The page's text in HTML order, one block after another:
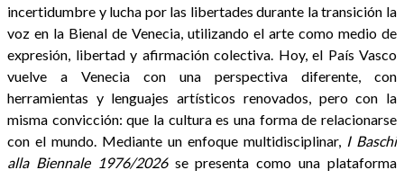
incertidumbre y lucha por las libertades durante la transición la
voz en la Bienal de Venecia, utilizando el arte como medio de
expresión, libertad y afirmación colectiva. Hoy, el País Vasco
vuelve a Venecia con una perspectiva diferente, con
herramientas y lenguajes artísticos renovados, pero con la
misma convicción: que la cultura es una forma de relacionarse
con el mundo. Mediante un enfoque multidisciplinar, I Baschi
alla Biennale 1976/2026se presenta como una plataforma